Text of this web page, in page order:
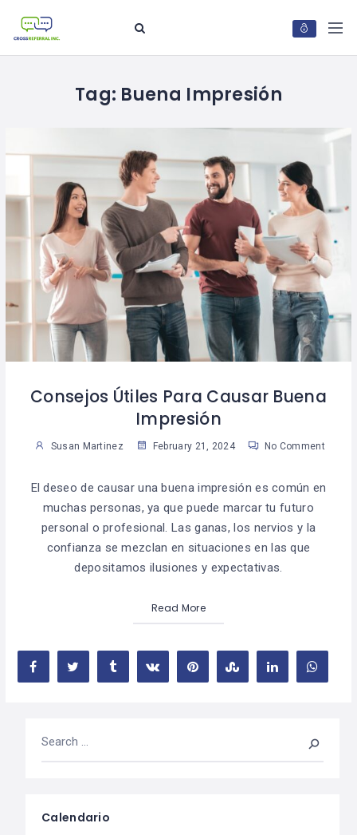
Tag: Buena Impresión
Consejos Útiles Para Causar Buena
Impresión
Susan Martinez February 21, 2024 No Comment
El deseo de causar una buena impresión es común en
muchas personas, ya que puede marcar tu futuro
personal o profesional. Las ganas, los nervios y la
confianza se mezclan en situaciones en las que
depositamos ilusiones y expectativas.
Read More
Calendario